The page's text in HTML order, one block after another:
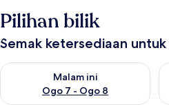
Pilihan bilik
Semak ketersediaan
Malam ini
Ogo 7 - Ogo 8
Semak ketersediaan untuk malam